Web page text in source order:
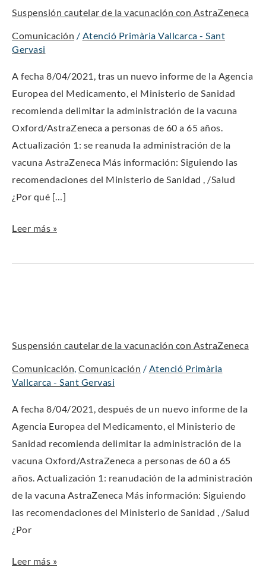
Suspensión cautelar de la vacunación con AstraZeneca
Comunicación / Atenció Primària Vallcarca - Sant
Gervasi
A fecha 8/04/2021, tras un nuevo informe de la Agencia
Europea del Medicamento, el Ministerio de Sanidad
recomienda delimitar la administración de la vacuna
Oxford/AstraZeneca a personas de 60 a 65 años.
Actualización 1: se reanuda la administración de la
vacuna AstraZeneca Más información: Siguiendo las
recomendaciones del Ministerio de Sanidad , /Salud
¿Por qué […]
la
vacunación
con
Leer más »
Suspensión cautelar de la vacunación con AstraZeneca
Comunicación, Comunicación / Atenció Primària
Vallcarca - Sant Gervasi
A fecha 8/04/2021, después de un nuevo informe de la
Agencia Europea del Medicamento, el Ministerio de
Sanidad recomienda delimitar la administración de la
vacuna Oxford/AstraZeneca a personas de 60 a 65
años. Actualización 1: reanudación de la administración
de la vacuna AstraZeneca Más información: Siguiendo
las recomendaciones del Ministerio de Sanidad , /Salud
¿Por
la
vacunación
con
Leer más »